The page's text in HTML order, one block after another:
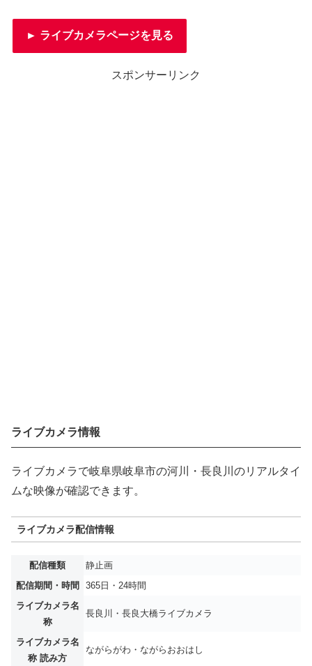
► ライブカメラページを見る
スポンサーリンク
ライブカメラ情報
ライブカメラで岐阜県岐阜市の河川・長良川のリアルタイ
ムな映像が確認できます。
ライブカメラ配信情報
配信種類
静止画
配信期間・時間
365日・24時間
ライブカメラ名
称
長良川・長良大橋ライブカメラ
ライブカメラ名
称 読み方
ながらがわ・ながらおおはし